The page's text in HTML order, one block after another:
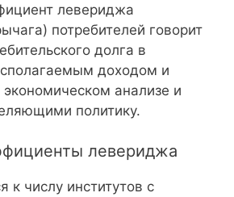
левериджа
потребителей говорит
долга в
доходом и
экономическом анализе и
политику.
левериджа
к числу институтов с